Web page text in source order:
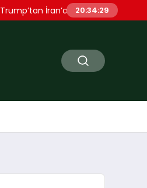
İran’a Sert Uyarı “Çok Ağır
20:34:30